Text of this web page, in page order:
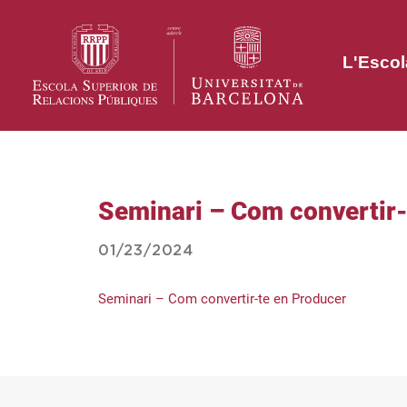
Seminari – Com
01/23/2024
Seminari – Com convertir-te en Producer